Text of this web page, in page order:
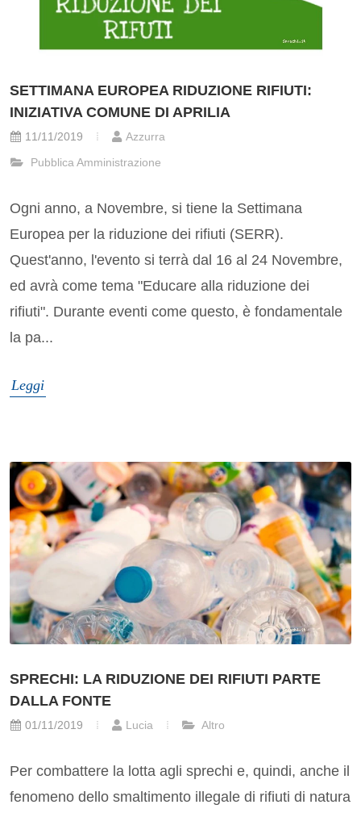
SETTIMANA EUROPEA RIDUZIONE RIFIUTI:
INIZIATIVA COMUNE DI APRILIA
11/11/2019
Azzurra
Pubblica Amministrazione
Ogni anno, a Novembre, si tiene la Settimana
Europea per la riduzione dei rifiuti (SERR).
Quest'anno, l'evento si terrà dal 16 al 24 Novembre,
ed avrà come tema "Educare alla riduzione dei
rifiuti". Durante eventi come questo, è fondamentale
la pa...
Leggi
SPRECHI: LA RIDUZIONE DEI RIFIUTI PARTE
DALLA FONTE
01/11/2019 Lucia Altro
Per combattere la lotta agli sprechi e, quindi, anche il
fenomeno dello smaltimento illegale di rifiuti di natura